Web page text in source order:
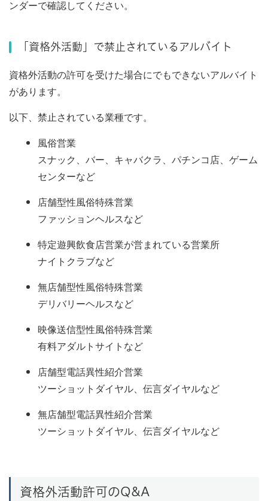
ンダーで確認してください。
「資格外活動」で禁止されているアルバイト
資格外活動の許可を受けた場合にでもできないアルバイト
があります。
以下、禁止されている業種です。
風俗営業
スナック、バー、キャバクラ、パチンコ店、ゲーム
センターなど
店舗型性風俗特殊営業
ファッションヘルスなど
特定遊興飲食店営業が営まれている営業所
ナイトクラブなど
無店舗型性風俗特殊営業
デリバリーヘルスなど
映像送信型性風俗特殊営業
有料アダルトサイトなど
店舗型電話異性紹介営業
ツーショットダイヤル、伝言ダイヤルなど
無店舗型電話異性紹介営業
ツーショットダイヤル、伝言ダイヤルなど
資格外活動許可のQ&A